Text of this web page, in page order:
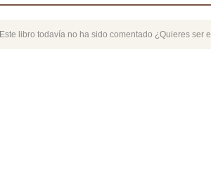
Este libro todavía no ha sido comentado ¿Quieres ser el